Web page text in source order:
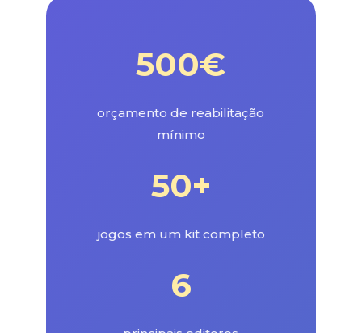
500€
orçamento de reabilitação
mínimo
50+
jogos em um kit completo
6